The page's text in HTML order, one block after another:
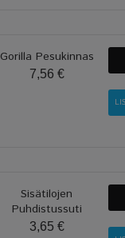
Gorilla Pesukinnas
7,56 €
Sisätilojen
Puhdistussuti
3,65 €